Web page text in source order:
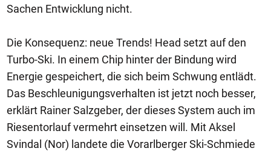
Sachen Entwicklung nicht.
Die Konsequenz: neue Trends! Head setzt auf den
Turbo-Ski. In einem Chip hinter der Bindung wird
Energie gespeichert, die sich beim Schwung entlädt.
Das Beschleunigungsverhalten ist jetzt noch besser,
erklärt Rainer Salzgeber, der dieses System auch im
Riesentorlauf vermehrt einsetzen will. Mit Aksel
Svindal (Nor) landete die Vorarlberger Ski-Schmiede